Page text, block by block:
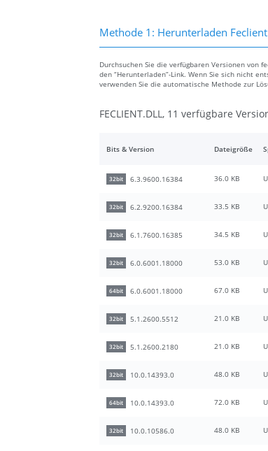
Methode 1: Herunterladen
Durchsuchen Sie die verfügbaren Versionen von
den “Herunterladen”-Link. Wenn Sie sich nicht
verwenden Sie die automatische Methode zur
FECLIENT.DLL, 11 verfügbare
Bits & Version Dateigröße
32bit 6.3.9600.16384 36.0 KB
32bit 6.2.9200.16384 33.5 KB
32bit 6.1.7600.16385 34.5 KB
32bit 6.0.6001.18000 53.0 KB
64bit 6.0.6001.18000 67.0 KB
32bit 5.1.2600.5512 21.0 KB
32bit 5.1.2600.2180 21.0 KB
32bit 10.0.14393.0 48.0 KB
64bit 10.0.14393.0 72.0 KB
32bit 10.0.10586.0 48.0 KB